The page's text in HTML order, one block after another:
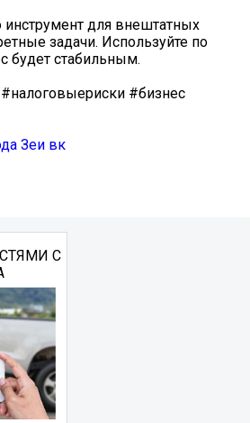
инструмент для внештатных
задачи. Используйте по
будет стабильным.
#бизнес
Зеи вк
С